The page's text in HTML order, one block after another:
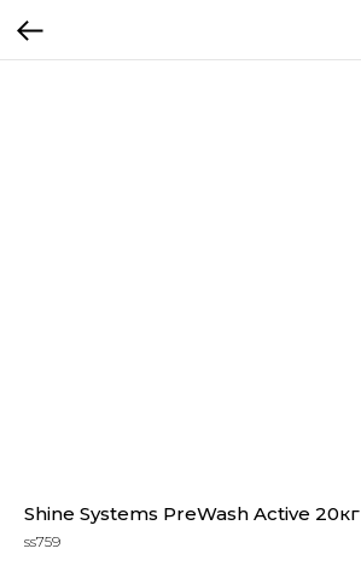
Shine Systems PreWash Active 20кг
ss759